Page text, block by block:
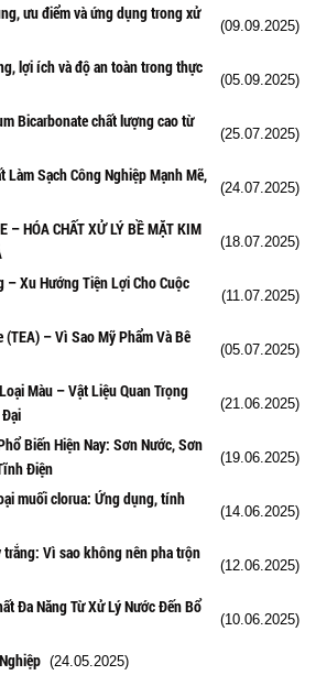
ưu điểm và ứng dụng trong xử
(09.09.2025)
lợi ích và độ an toàn trong thực
(05.09.2025)
Bicarbonate chất lượng cao từ
(25.07.2025)
Làm Sạch Công Nghiệp Mạnh Mẽ,
(24.07.2025)
– HÓA CHẤT XỬ LÝ BỀ MẶT KIM
(18.07.2025)
– Xu Hướng Tiện Lợi Cho Cuộc
(11.07.2025)
– Vì Sao Mỹ Phẩm Và Bê
(05.07.2025)
Màu – Vật Liệu Quan Trọng
Đại
(21.06.2025)
Biến Hiện Nay: Sơn Nước, Sơn
Điện
(19.06.2025)
muối clorua: Ứng dụng, tính
(14.06.2025)
Vì sao không nên pha trộn
(12.06.2025)
Đa Năng Từ Xử Lý Nước Đến Bổ
(10.06.2025)
(24.05.2025)